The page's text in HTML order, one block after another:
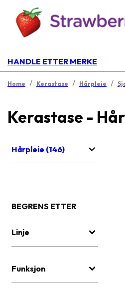
HANDLE ETTER MERKE
Home / Kerastase / Hårpleie /
Kerastase -
Hårpleie (146)
BEGRENS ETTER
Linje
Funksjon